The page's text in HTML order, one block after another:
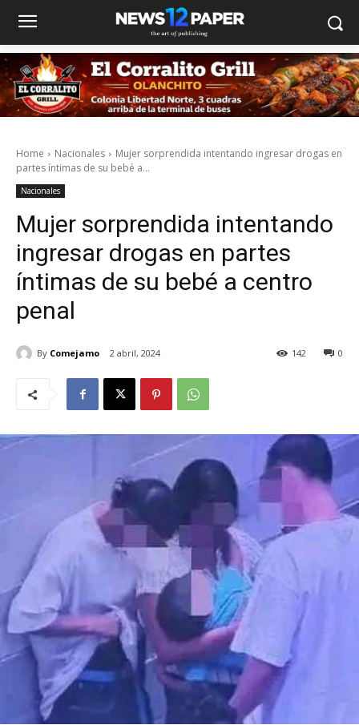
Home Nacionales
Mujer sorprendida intentando ingresar drogas en
partes íntimas de su bebé a...
Nacionales
Mujer sorprendida intentando
ingresar drogas en partes
íntimas de su bebé a centro
penal
By Comejamo 2 abril, 2024 0
142